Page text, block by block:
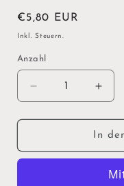
Normaler
Preis
€5,80 EUR
Inkl. Steuern.
Anzahl
Verringere
die
Menge
GRIMM&#39;S
&quot;Igel&quot;
die
für
In